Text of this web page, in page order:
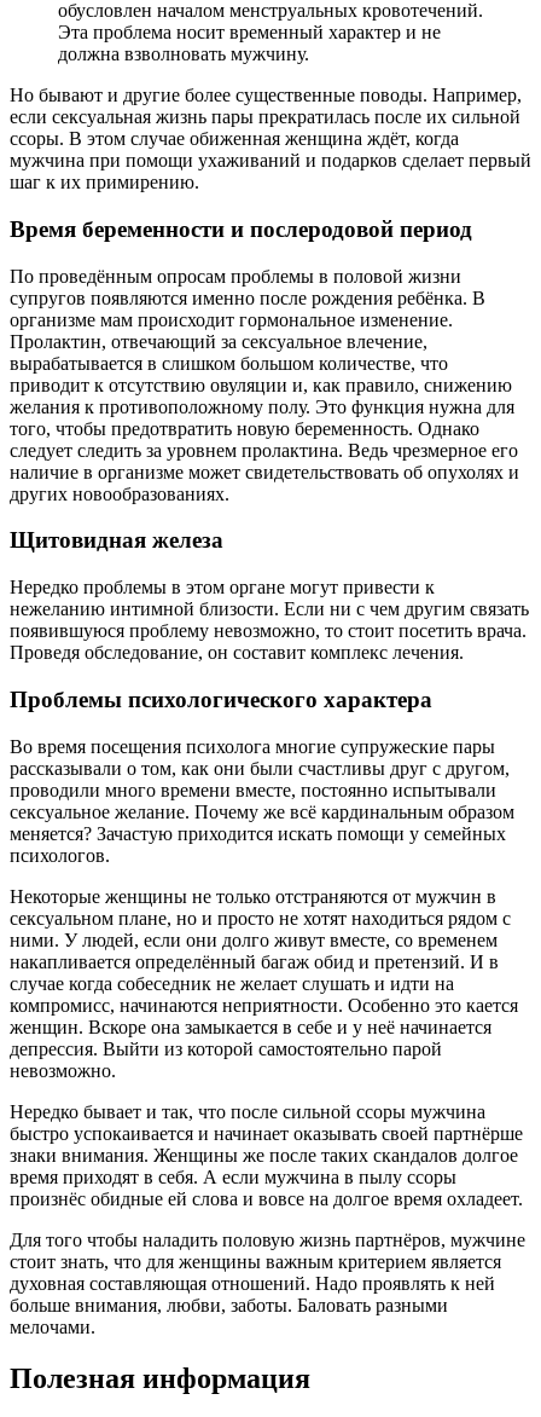
обусловлен началом менструальных кровотечений.
Эта проблема носит временный характер и не
должна взволновать мужчину.
Но бывают и другие более существенные поводы. Например,
если сексуальная жизнь пары прекратилась после их сильной
ссоры. В этом случае обиженная женщина ждёт, когда
мужчина при помощи ухаживаний и подарков сделает первый
шаг к их примирению.
Время беременности и послеродовой период
По проведённым опросам проблемы в половой жизни
супругов появляются именно после рождения ребёнка. В
организме мам происходит гормональное изменение.
Пролактин, отвечающий за сексуальное влечение,
вырабатывается в слишком большом количестве, что
приводит к отсутствию овуляции и, как правило, снижению
желания к противоположному полу. Это функция нужна для
того, чтобы предотвратить новую беременность. Однако
следует следить за уровнем пролактина. Ведь чрезмерное его
наличие в организме может свидетельствовать об опухолях и
других новообразованиях.
Щитовидная железа
Нередко проблемы в этом органе могут привести к
нежеланию интимной близости. Если ни с чем другим связать
появившуюся проблему невозможно, то стоит посетить врача.
Проведя обследование, он составит комплекс лечения.
Проблемы психологического характера
Во время посещения психолога многие супружеские пары
рассказывали о том, как они были счастливы друг с другом,
проводили много времени вместе, постоянно испытывали
сексуальное желание. Почему же всё кардинальным образом
меняется? Зачастую приходится искать помощи у семейных
психологов.
Некоторые женщины не только отстраняются от мужчин в
сексуальном плане, но и просто не хотят находиться рядом с
ними. У людей, если они долго живут вместе, со временем
накапливается определённый багаж обид и претензий. И в
случае когда собеседник не желает слушать и идти на
компромисс, начинаются неприятности. Особенно это кается
женщин. Вскоре она замыкается в себе и у неё начинается
депрессия. Выйти из которой самостоятельно парой
невозможно.
Нередко бывает и так, что после сильной ссоры мужчина
быстро успокаивается и начинает оказывать своей партнёрше
знаки внимания. Женщины же после таких скандалов долгое
время приходят в себя. А если мужчина в пылу ссоры
произнёс обидные ей слова и вовсе на долгое время охладеет.
Для того чтобы наладить половую жизнь партнёров, мужчине
стоит знать, что для женщины важным критерием является
духовная составляющая отношений. Надо проявлять к ней
больше внимания, любви, заботы. Баловать разными
мелочами.
Полезная информация